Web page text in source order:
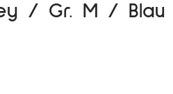
/ Gr. M / Blau